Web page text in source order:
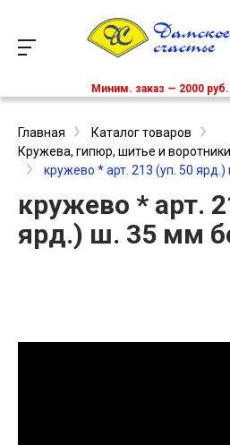
Миним. заказ — 2000 руб.
Главная
Каталог товаров
Кружева, гипюр, шитье и воротники
кружево * арт. 213 (уп. 50
кружево * арт.
ярд.) ш. 35 мм